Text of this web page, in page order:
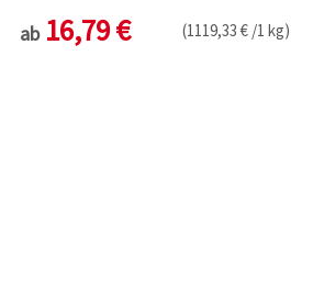
ab 16,79 € (1119,33 € /1 kg)